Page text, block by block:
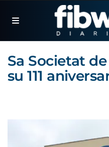
Sa Societat
su 111